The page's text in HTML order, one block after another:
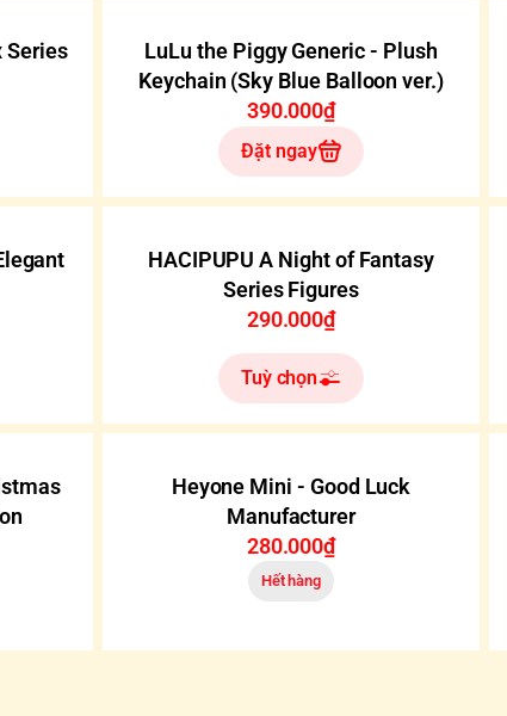
Series
LuLu the Piggy Generic - Plush
Keychain (Sky Blue Balloon ver.)
390.000₫
Đặt ngay
HACIPUPU A Night of Fantasy
Series Figures
290.000₫
Tuỳ chọn
Heyone Mini - Good Luck
Manufacturer
280.000₫
Hết hàng